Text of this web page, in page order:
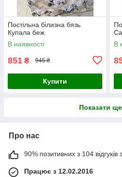
Постільна білизна бязь
Купала беж
В наявності
851 ₴ 945 ₴
Купити
В
Показати ще
Про нас
90% позитивних з 104 відгуків
Працює з 12.02.2016